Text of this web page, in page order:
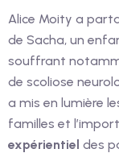
Alice Moity a
de Sacha, un
souffrant
de scoliose
a mis en lumière
familles et
expérientiel des